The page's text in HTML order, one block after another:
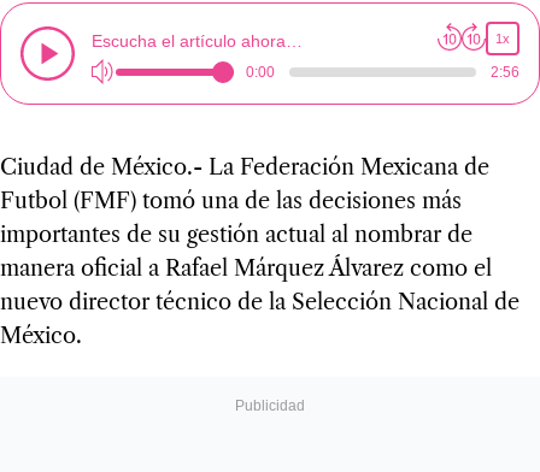
Escucha el artículo ahora… 1x
0:00 2:56
Ciudad de México.- La Federación Mexicana de
Futbol (FMF) tomó una de las decisiones más
importantes de su gestión actual al nombrar de
manera oficial a Rafael Márquez Álvarez como el
nuevo director técnico de la Selección Nacional de
México.